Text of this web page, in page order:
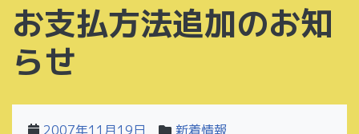
お支払方法追加のお知
らせ
2007年11月19日 新着情報